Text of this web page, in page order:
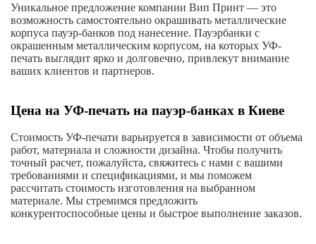
Уникальное предложение компании Вип Принт — это
возможность самостоятельно окрашивать металлические
корпуса пауэр-банков под нанесение. Пауэрбанки с
окрашенным металлическим корпусом, на которых УФ-
печать выглядит ярко и долговечно, привлекут внимание
ваших клиентов и партнеров.
Цена на УФ-печать на пауэр-банках в Киеве
Стоимость УФ-печати варьируется в зависимости от объема
работ, материала и сложности дизайна. Чтобы получить
точный расчет, пожалуйста, свяжитесь с нами с вашими
требованиями и спецификациями, и мы поможем
рассчитать стоимость изготовления на выбранном
материале. Мы стремимся предложить
конкурентоспособные цены и быстрое выполнение заказов.